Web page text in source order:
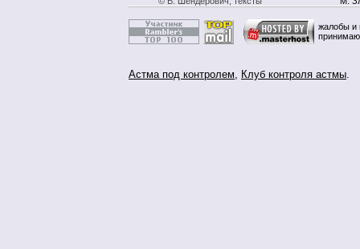
жалобы и
Астма под контролем, Клуб контроля астмы.